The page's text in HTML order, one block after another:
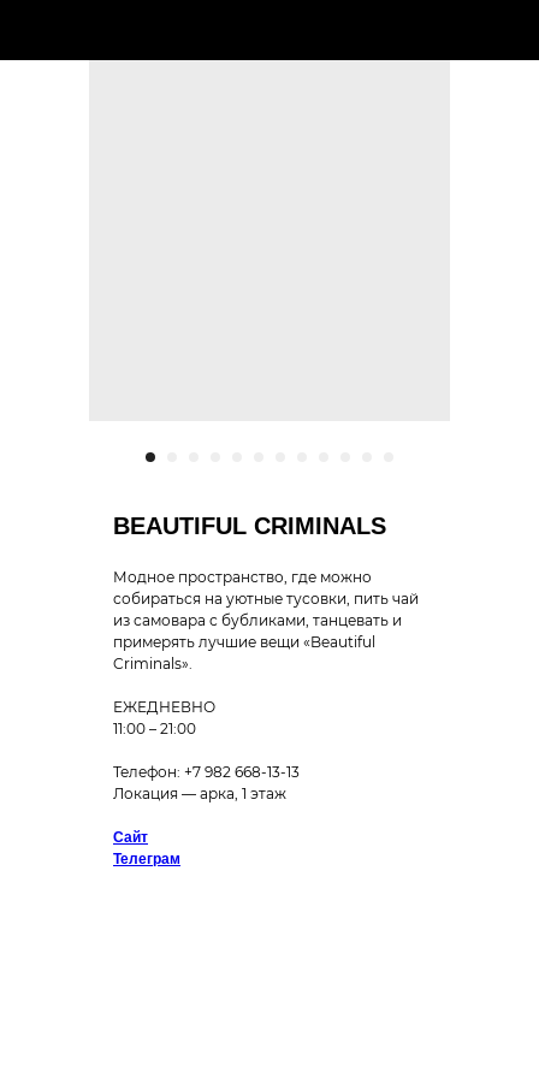
BEAUTIFUL CRIMINALS
Модное пространство, где можно
собираться на уютные тусовки, пить чай
из самовара с бубликами, танцевать и
примерять лучшие вещи «Beautiful
Criminals».
ЕЖЕДНЕВНО
11:00 – 21:00
Телефон: +7 982 668-13-13
Локация — арка, 1 этаж
Сайт
Телеграм